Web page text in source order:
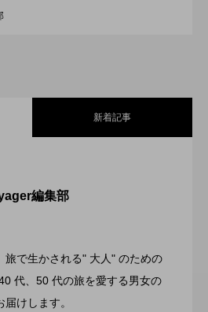
新着記事
編集部
旅で生かされる" 大人" のための
代、50 代の旅を愛する男女の
けします。
京ベイ舞浜
はラグジュアリーなBBQ体験
ん中に誕生！築50年のヴィンテ